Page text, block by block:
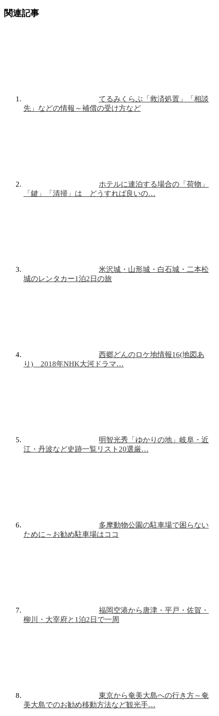
関連記事
てるみくらぶ「救済処置」「相談
先」などの情報～補償の受け方など
ホテルに連泊する場合の「荷物」
「鍵」「清掃」は どうすれば良いの…
米沢城・山形城・白石城・二本松
城のレンタカー1泊2日の旅
西郷どんのロケ地情報16(地図あ
り) 2018年NHK大河ドラマ…
明智光秀「ゆかりの地」岐阜・近
江・丹波など史跡一覧リスト20選厳…
多摩動物公園の駐車場で困らない
ために～お勧め駐車場はココ
福岡空港から唐津・平戸・佐賀・
柳川・大宰府と1泊2日で一周
東京から奄美大島への行き方～奄
美大島でのお勧め移動方法など観光手…